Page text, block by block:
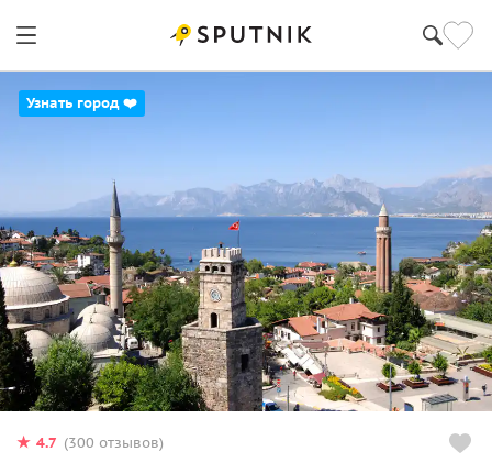
Узнать город ❤️
4.7 (300 отзывов)